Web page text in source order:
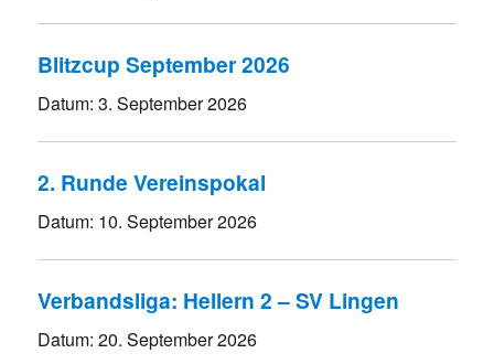
Blitzcup September 2026
Datum:3. September 2026
2. Runde Vereinspokal
Datum: 10. September 2026
Verbandsliga: Hellern 2 – SV Lingen
Datum:20. September 2026